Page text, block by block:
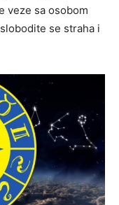
veze sa osobom
se straha i